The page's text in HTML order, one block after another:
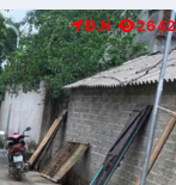
Đ.N 2642